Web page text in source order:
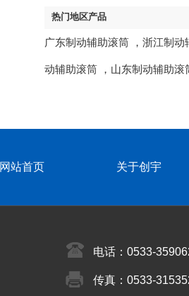
热门地区产品
广东制动辅助滚筒 ， 浙江制动
动辅助滚筒 ， 山东制动辅助滚
网站首页 关于创宇
电话：0533-
传真：0533-